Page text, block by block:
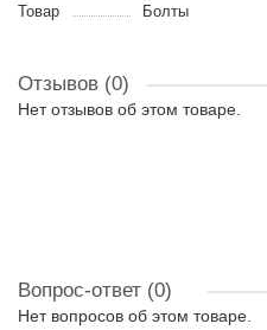
Товар
Болты
Отзывов (0)
Нет отзывов об этом товаре.
Вопрос-ответ (0)
Нет вопросов об этом товаре.